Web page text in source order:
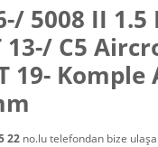
5008 II 1.5
C5
19- Komple
22 no.lu telefondan bize